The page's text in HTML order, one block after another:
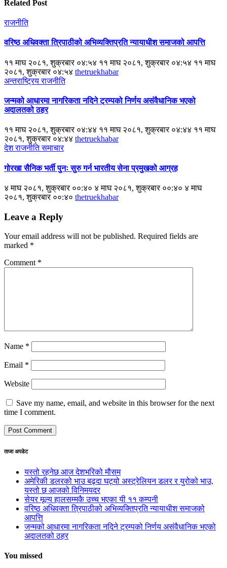
Related Post
राजनीति
वरिष्ठ अधिवक्ता त्रिपाठीको अभिव्यक्तिप्रति न्यायाधीश समाजको आपत्ति
११ माघ २०८१, शुक्रबार ०४:५४ ११ माघ २०८१, शुक्रबार ०४:५४ ११ माघ
२०८१, शुक्रबार ०४:५४ thetruekhabar
अन्तराष्ट्रियराजनीति
जन्मको आधारमा नागरिकता नदिने ट्रम्पको निर्णय असंवैधानिक भएको
अदालतको ठहर
११ माघ २०८१, शुक्रबार ०४:४४ ११ माघ २०८१, शुक्रबार ०४:४४ ११ माघ
२०८१, शुक्रबार ०४:४४ thetruekhabar
देशराजनीतिसमाचार
गोरखा सैनिक भर्ती पुनः सुरु गर्न भारतीय सेना प्रमुखको आग्रह
४ माघ २०८१, शुक्रबार ००:४० ४ माघ २०८१, शुक्रबार ००:४० ४ माघ
२०८१, शुक्रबार ००:४० thetruekhabar
Leave a Reply
Your email address will not be published. Required fields are
marked *
Comment *
Name *
Email *
Website
Save my name, email, and website in this browser for the next
time I comment.
ताजा अपडेट
यस्तो रहनेछ आज देशभरिको मौसम
अमेरिकी डलरको भाउ बढ्दा घट्यो अस्ट्रेलियन डलर र युरोको भाउ,
यस्तो छ आजको विनिमयदर
सेयर मूल्य हालसम्मकै उच्च भएका यी ११ कम्पनी
वरिष्ठ अधिवक्ता त्रिपाठीको अभिव्यक्तिप्रति न्यायाधीश समाजको
आपत्ति
जन्मको आधारमा नागरिकता नदिने ट्रम्पको निर्णय असंवैधानिक भएको
अदालतको ठहर
You missed